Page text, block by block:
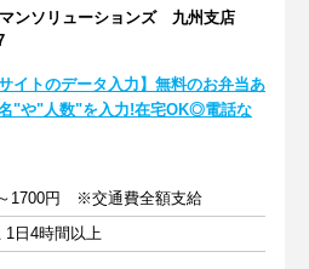
ンソリューションズ 九州支店
サイトのデータ入力】無料のお弁当あ
"や"人数"を入力!在宅OK◎電話な
1700円 ※交通費全額支給
1日4時間以上